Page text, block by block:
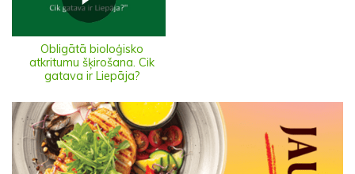
Obligātā bioloģisko
atkritumu šķirošana. Cik
gatava ir Liepāja?